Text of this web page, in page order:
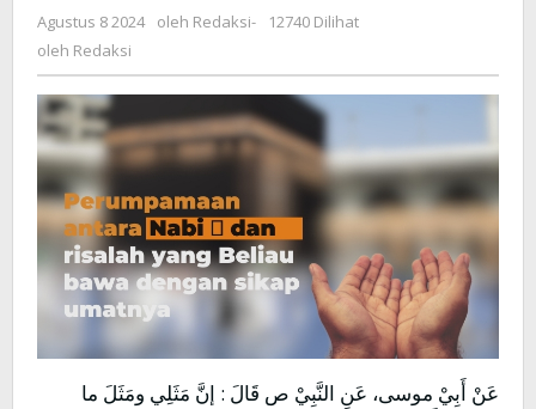
Agustus 8 2024 oleh Redaksi-
12740 Dilihat
oleh Redaksi
عَنْ أَبِيْ موسى، عَنِ النَّبِيْ ص قَالَ : إنَّ مَثَلِي ومَثَلَ ما